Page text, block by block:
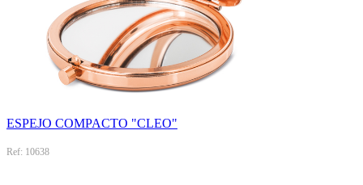
ESPEJO COMPACTO "CLEO"
Ref: 10638